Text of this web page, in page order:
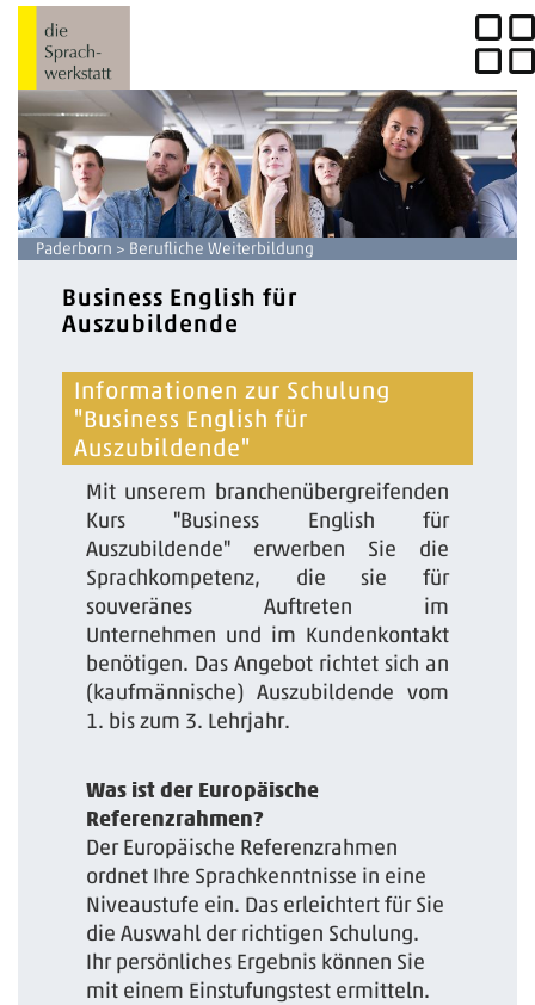
Paderborn > Berufliche Weiterbildung
Business English für
Auszubildende
Informationen zur Schulung
"Business English für
Auszubildende"
Mit unserem branchenübergreifenden
Kurs "Business English für
Auszubildende" erwerben Sie die
Sprachkompetenz, ­die sie für
souveränes Auftreten im
Unternehmen und im Kundenkontakt
benötigen. Das Angebot richtet sich an
(kaufmännische) Auszubildende vom
1. bis zum 3. Lehrjahr.
Was ist der Europäische
Referenzrahmen?
Der Europäische Referenzrahmen
ordnet Ihre Sprachkenntnisse in eine
Niveaustufe ein. Das erleichtert für Sie
die Auswahl der richtigen Schulung.
Ihr persönliches Ergebnis können Sie
mit einem Einstufungstest ermitteln.